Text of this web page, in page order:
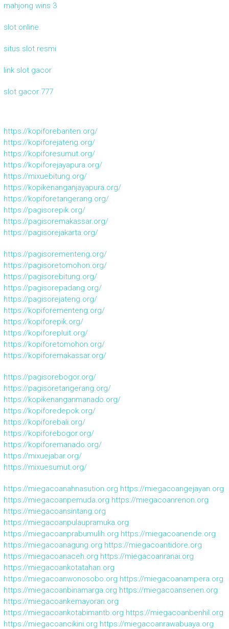
mahjong wins 3
slot online
situs slot resmi
link slot gacor
slot gacor 777
https://kopiforebanten.org/
https://kopiforejateng.org/
https://kopiforesumut.org/
https://kopiforejayapura.org/
https://mixuebitung.org/
https://kopikenanganjayapura.org/
https://kopiforetangerang.org/
https://pagisorepik.org/
https://pagisoremakassar.org/
https://pagisorejakarta.org/
https://pagisorementeng.org/
https://pagisoretomohon.org/
https://pagisorebitung.org/
https://pagisorepadang.org/
https://pagisorejateng.org/
https://kopiforementeng.org/
https://kopiforepik.org/
https://kopiforepluit.org/
https://kopiforetomohon.org/
https://kopiforemakassar.org/
https://pagisorebogor.org/
https://pagisoretangerang.org/
https://kopikenanganmanado.org/
https://kopiforedepok.org/
https://kopiforebali.org/
https://kopiforebogor.org/
https://kopiforemanado.org/
https://mixuejabar.org/
https://mixuesumut.org/
https://miegacoanahnasution.org https://miegacoangejayan.org
https://miegacoanpemuda.org https://miegacoanrenon.org
https://miegacoansintang.org
https://miegacoanpulaupramuka.org
https://miegacoanprabumulih.org https://miegacoanende.org
https://miegacoanagung.org https://miegacoantidore.org
https://miegacoanaceh.org https://miegacoanranai.org
https://miegacoankotatahan.org
https://miegacoanwonosobo.org https://miegacoanampera.org
https://miegacoanbinamarga.org https://miegacoansenen.org
https://miegacoankemayoran.org
https://miegacoankotabimantb.org https://miegacoanbenhil.org
https://miegacoancikini.org https://miegacoanrawabuaya.org